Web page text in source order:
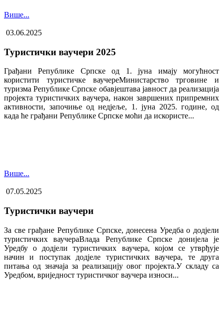
Више...
03.06.2025
Туристички ваучери 2025
Грађани Републике Српске од 1. јуна имају могућност
користити туристичке ваучере​Министарство трговине и
туризма Републике Српске обавјештава јавност да реализација
пројекта туристичких ваучера, након завршених припремних
активности, започиње од недјеље, 1. јуна 2025. године, од
када ће грађани Републике Српске моћи да искористе...
Више...
07.05.2025
Туристички ваучери
За све грађане Републике Српске, донесена Уредба о додјели
туристичких ваучера​Влада Републике Српске донијела је
Уредбу о додјели туристичких ваучера, којом се утврђује
начин и поступак додјеле туристичких ваучера, те друга
питања од значаја за реализацију овог пројекта.У складу са
Уредбом, вриједност туристичког ваучера износи...